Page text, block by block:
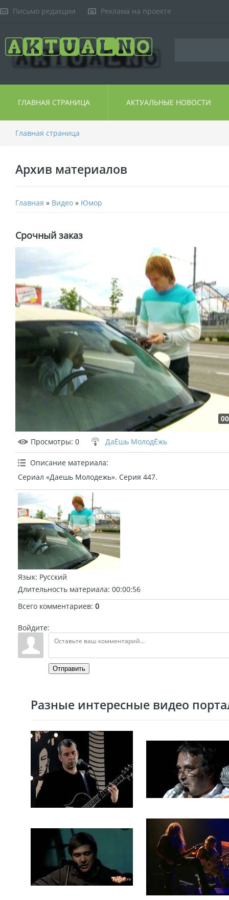
Письмо редакции Реклама на проекте
ГЛАВНАЯ СТРАНИЦА АКТУАЛЬНЫЕ НОВОСТИ
Главная страница
Архив материалов
Главная » Видео » Юмор
Срочный заказ
Просмотры: 0 ДаЁшь МолодЁжь
Описание материала:
Сериал «Даешь Молодежь». Серия 447.
Язык: Русский
Длительность материала: 00:00:56
Всего комментариев: 0
Войдите:
Отправить
Разные интересные видео